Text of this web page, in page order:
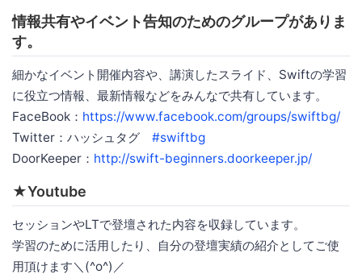
情報共有やイベント告知のためのグループがありま
す。
細かなイベント開催内容や、講演したスライド、Swiftの学習
に役立つ情報、最新情報などをみんなで共有しています。
FaceBook： https://www.facebook.com/groups/swiftbg/
Twitter：ハッシュタグ #swiftbg
DoorKeeper： http://swift-beginners.doorkeeper.jp/
★Youtube
セッションやLTで登壇された内容を収録しています。
学習のために活用したり、自分の登壇実績の紹介としてご使
用頂けます＼(^o^)／